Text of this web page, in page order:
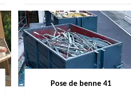
Pose de benne 41